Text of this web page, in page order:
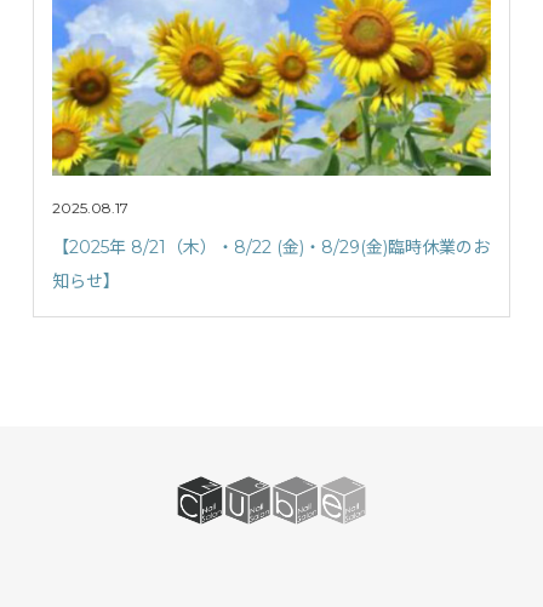
2025.08.17
【2025年 8/21（木）・8/22 (金)・8/29(金)臨時休業のお
知らせ】